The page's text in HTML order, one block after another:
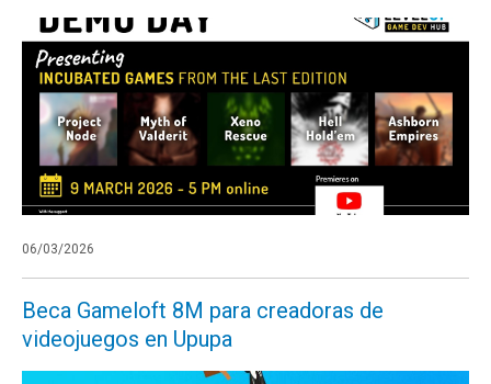
06/03/2026
Beca Gameloft 8M para creadoras de
videojuegos en Upupa